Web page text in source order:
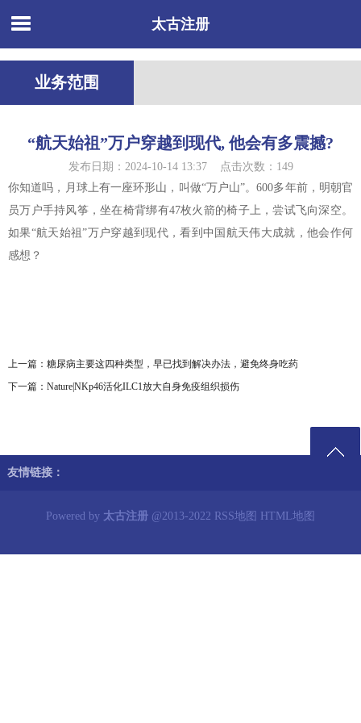
太古注册
业务范围
“航天始祖”万户穿越到现代, 他会有多震撼?
发布日期：2024-10-14 13:37 点击次数：149
你知道吗，月球上有一座环形山，叫做“万户山”。600多年前，明朝官
员万户手持风筝，坐在椅背绑有47枚火箭的椅子上，尝试飞向深空。
如果“航天始祖”万户穿越到现代，看到中国航天伟大成就，他会作何
感想？
上一篇： 糖尿病主要这四种类型，早已找到解决办法，避免终身吃药
下一篇： Nature|NKp46活化ILC1放大自身免疫组织损伤
友情链接：
Powered by 太古注册 @2013-2022 RSS地图 HTML地图